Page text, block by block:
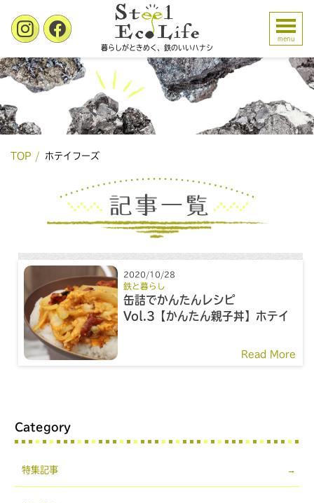
暮らしがときめく、鉄のいいハナシ
menu
TOP ホテイフーズ
2020/10/28
鉄と暮らし
缶詰でかんたんレシピ
Vol.3【かんたん親子丼】ホテイ
Read More
Category
特集記事